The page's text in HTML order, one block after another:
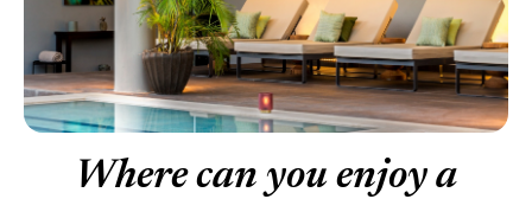
Where can you enjoy a